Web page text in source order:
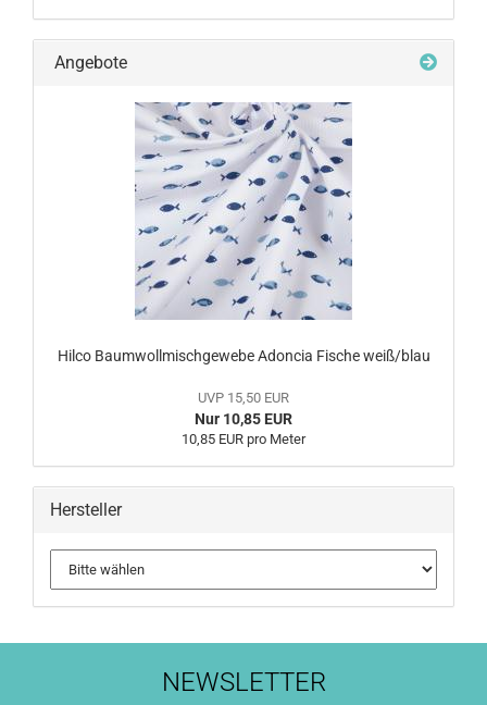
Angebote
Hilco Baumwollmischgewebe Adoncia Fische weiß/blau
UVP 15,50 EUR
Nur 10,85 EUR
10,85 EUR pro Meter
Hersteller
NEWSLETTER